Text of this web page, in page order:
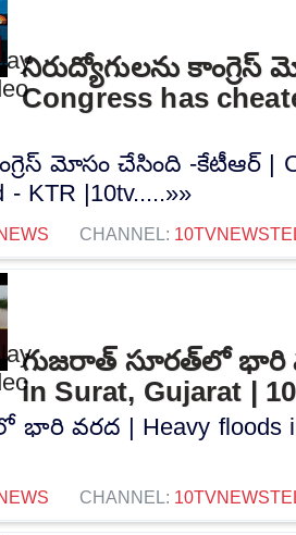
నిరుద్యోగులను
Congress has
మోసం చేసింది -కేటీఆర్ |
- KTR |10tv.....»»
CHANNEL:
గుజరాత్‌ సూరత్‌లో భారి
in Surat, Gujarat |
వరద | Heavy floods
CHANNEL: